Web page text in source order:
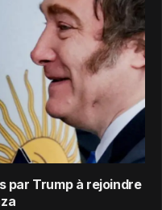
par Trump à rejoindre